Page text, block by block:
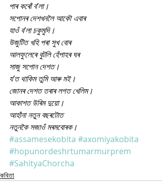
পাৰ কৰোঁ ব’লা।
সপোনৰ দেশখনলৈ আকৌ এবাৰ
যাওঁ ব’লা চকুমুদি।
উজুটিত খহি পৰা সুখ বোৰ
আলফুলেৰে বুটলি হেঁপাহৰ ঘৰ
সাজু সপোন দেশত।
য’ত থাকিম তুমি আৰু মই।
জোনৰ দেশত তৰাৰ লগত খেলিম।
আকাশত উৰিম দুয়ো।
আহাঁনা নতুন বছৰটোত
নতুনকৈ সজাওঁ মৰমবোৰক।
#assamesekobita #axomiyakobita
#hopunordeshrtumarmurprem
#SahityaChorcha
কবিতা